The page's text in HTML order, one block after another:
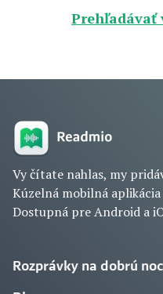
Prehľadávať
Vy čítate nahlas, my
Kúzelná mobilná
Dostupná pre Android a
Rozprávky na dobrú noc